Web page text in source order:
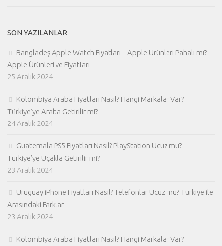
SON YAZILANLAR
Bangladeş Apple Watch Fiyatları – Apple Ürünleri Pahalı mı? –
Apple Ürünleri ve Fiyatları
25 Aralık 2024
Kolombiya Araba Fiyatları Nasıl? Hangi Markalar Var?
Türkiye’ye Araba Getirilir mi?
24 Aralık 2024
Guatemala PS5 Fiyatları Nasıl? PlayStation Ucuz mu?
Türkiye’ye Uçakla Getirilir mi?
23 Aralık 2024
Uruguay iPhone Fiyatları Nasıl? Telefonlar Ucuz mu? Türkiye ile
Arasındaki Farklar
23 Aralık 2024
Kolombiya Araba Fiyatları Nasıl? Hangi Markalar Var?